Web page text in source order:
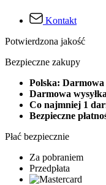
Kontakt
Potwierdzona jakość
Bezpieczne zakupy
Polska: Darmowa
Darmowa
Co najmniej 1
Bezpieczne
Płać bezpiecznie
Za pobraniem
Przedpłata